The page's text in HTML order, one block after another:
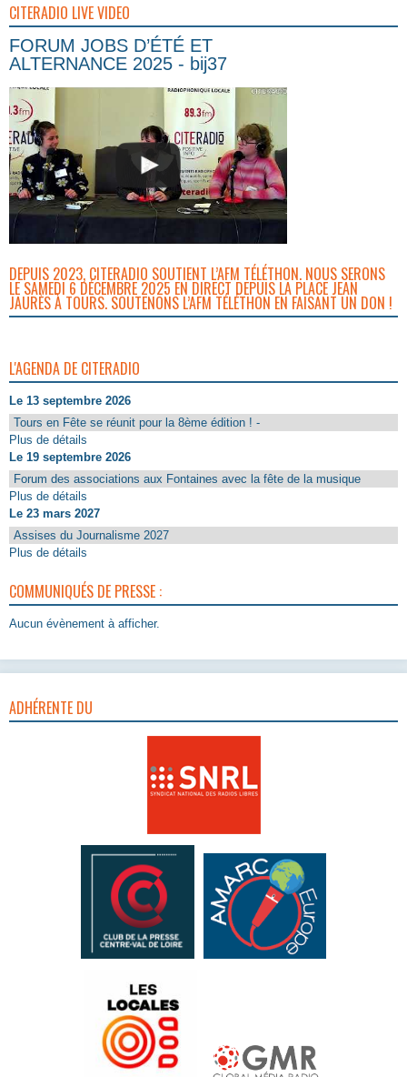
CITERADIO LIVE VIDEO
FORUM JOBS D’ÉTÉ ET
ALTERNANCE 2025 - bij37
DEPUIS 2023, CITERADIO SOUTIENT L’AFM TÉLÉTHON. NOUS SERONS
LE SAMEDI 6 DÉCEMBRE 2025 EN DIRECT DEPUIS LA PLACE JEAN
JAURÈS À TOURS. SOUTENONS L’AFM TÉLÉTHON EN FAISANT UN DON !
L'AGENDA DE CITERADIO
Le 13 septembre 2026
Tours en Fête se réunit pour la 8ème édition ! -
Plus de détails
Le 19 septembre 2026
Forum des associations aux Fontaines avec la fête de la musique
Plus de détails
Le 23 mars 2027
Assises du Journalisme 2027
Plus de détails
COMMUNIQUÉS DE PRESSE :
Aucun évènement à afficher.
ADHÉRENTE DU